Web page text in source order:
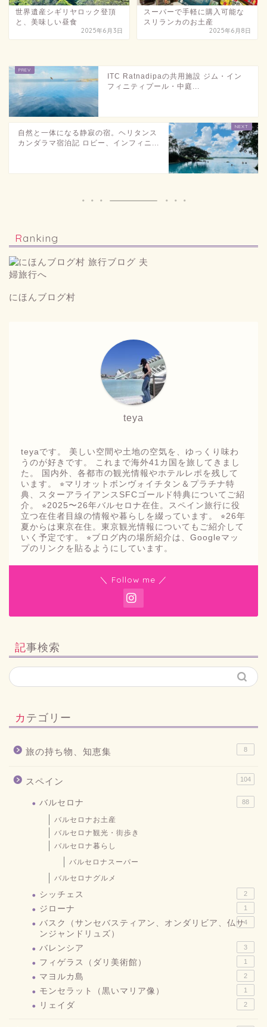
世界遺産シギリヤロック登頂
と、美味しい昼食
2025年6月3日
スーパーで手軽に購入可能な
スリランカのお土産
2025年6月8日
ITC Ratnadipaの共用施設 ジム・イン
フィニティプール・中庭...
自然と一体になる静寂の宿。ヘリタンス
カンダラマ宿泊記 ロビー、インフィニ...
Ranking
にほんブログ村
teya
teyaです。 美しい空間や土地の空気を、ゆっくり味わ
うのが好きです。 これまで海外41カ国を旅してきまし
た。 国内外、各都市の観光情報やホテルレポを残して
います。 ⭐︎マリオットボンヴォイチタン＆プラチナ特
典、スターアライアンスSFCゴールド特典についてご紹
介。 ⭐︎2025〜26年バルセロナ在住。スペイン旅行に役
立つ在住者目線の情報や暮らしを綴っています。 ⭐︎26年
夏からは東京在住。東京観光情報についてもご紹介して
いく予定です。 ⭐︎ブログ内の場所紹介は、Googleマッ
プのリンクを貼るようにしています。
＼ Follow me ／
記事検索
カテゴリー
旅の持ち物、知恵集 8
スペイン 104
バルセロナ 88
バルセロナお土産
バルセロナ観光・街歩き
バルセロナ暮らし
バルセロナスーパー
バルセロナグルメ
シッチェス 2
ジローナ 1
バスク（サンセバスティアン、オンダリビア、仏サ
ンジャンドリュズ）
4
バレンシア 3
フィゲラス（ダリ美術館） 1
マヨルカ島 2
モンセラット（黒いマリア像） 1
リェイダ 2